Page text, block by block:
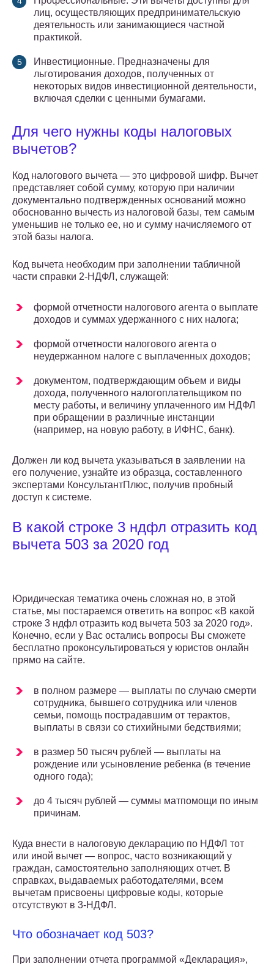
лиц, осуществляющих предпринимательскую
деятельность или занимающиеся частной
практикой.
Инвестиционные. Предназначены для
льготирования доходов, полученных от
некоторых видов инвестиционной деятельности,
включая сделки с ценными бумагами.
Для чего нужны коды налоговых
вычетов?
Код налогового вычета — это цифровой шифр. Вычет
представляет собой сумму, которую при наличии
документально подтвержденных оснований можно
обоснованно вычесть из налоговой базы, тем самым
уменьшив не только ее, но и сумму начисляемого от
этой базы налога.
Код вычета необходим при заполнении табличной
части справки 2-НДФЛ, служащей:
формой отчетности налогового агента о выплате
доходов и суммах удержанного с них налога;
формой отчетности налогового агента о
неудержанном налоге с выплаченных доходов;
документом, подтверждающим объем и виды
дохода, полученного налогоплательщиком по
месту работы, и величину уплаченного им НДФЛ
при обращении в различные инстанции
(например, на новую работу, в ИФНС, банк).
Должен ли код вычета указываться в заявлении на
его получение, узнайте из образца, составленного
экспертами КонсультантПлюс, получив пробный
доступ к системе.
В какой строке 3 ндфл отразить код
вычета 503 за 2020 год
Юридическая тематика очень сложная но, в этой
статье, мы постараемся ответить на вопрос «В какой
строке 3 ндфл отразить код вычета 503 за 2020 год».
Конечно, если у Вас остались вопросы Вы сможете
бесплатно проконсультироваться у юристов онлайн
прямо на сайте.
в полном размере — выплаты по случаю смерти
сотрудника, бывшего сотрудника или членов
семьи, помощь пострадавшим от терактов,
выплаты в связи со стихийными бедствиями;
в размер 50 тысяч рублей — выплаты на
рождение или усыновление ребенка (в течение
одного года);
до 4 тысяч рублей — суммы матпомощи по иным
причинам.
Куда внести в налоговую декларацию по НДФЛ тот
или иной вычет — вопрос, часто возникающий у
граждан, самостоятельно заполняющих отчет. В
справках, выдаваемых работодателями, всем
вычетам присвоены цифровые коды, которые
отсутствуют в 3-НДФЛ.
Что обозначает код 503?
При заполнении отчета программой «Декларация»,